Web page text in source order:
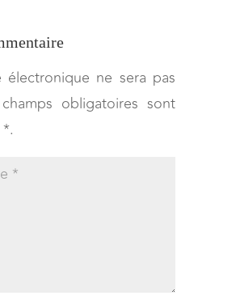
électronique ne sera pas
obligatoires sont